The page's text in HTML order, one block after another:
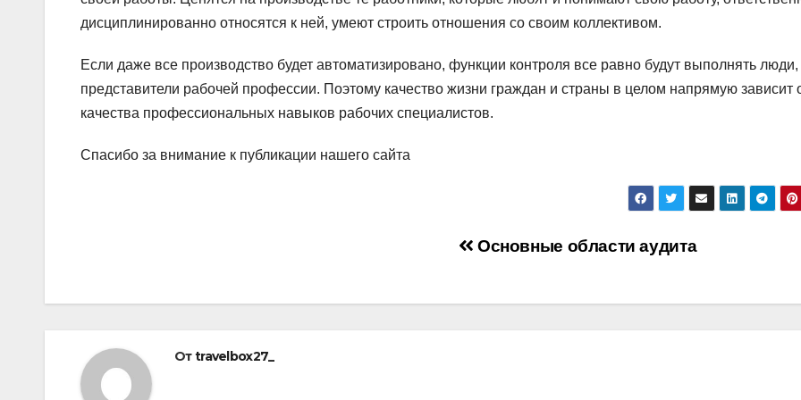
дисциплинированно относятся к ней, умеют строить отношения со своим коллективом.
Если даже все производство будет автоматизировано, функции контроля все равно будут выполнять люди,
представители рабочей профессии. Поэтому качество жизни граждан и страны в целом напрямую зависит
качества профессиональных навыков рабочих специалистов.
Спасибо за внимание к публикации нашего сайта
Основные области аудита
Отtravelbox27_